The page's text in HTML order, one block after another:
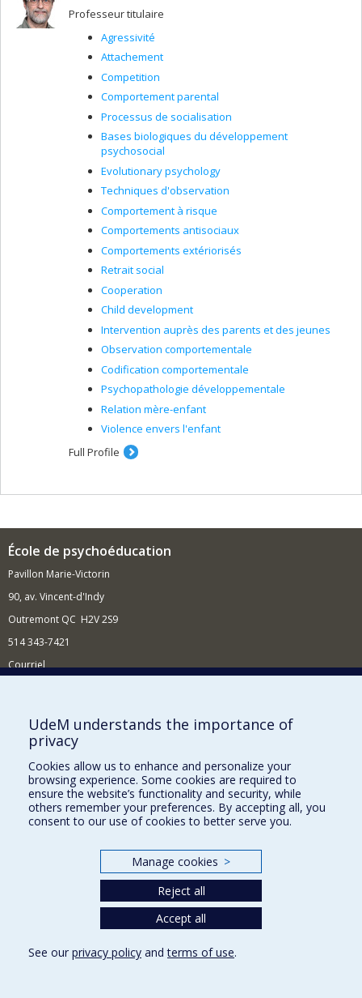
Professeur titulaire
Agressivité
Attachement
Competition
Comportement parental
Processus de socialisation
Bases biologiques du développement
psychosocial
Evolutionary psychology
Techniques d'observation
Comportement à risque
Comportements antisociaux
Comportements extériorisés
Retrait social
Cooperation
Child development
Intervention auprès des parents et des jeunes
Observation comportementale
Codification comportementale
Psychopathologie développementale
Relation mère-enfant
Violence envers l'enfant
Full Profile
École de psychoéducation
Pavillon Marie-Victorin
90, av. Vincent-d'Indy
Outremont QC H2V 2S9
514 343-7421
Courriel
Comment soutenir l'École?
BESOIN D'AIDE?
Plan du site
Signaler une erreur
Accessibilité
Nos départements et écoles
UdeM understands the importance of
privacy
Cookies allow us to enhance and personalize your
browsing experience. Some cookies are required to
ensure the website’s functionality and security, while
others remember your preferences. By accepting all, you
consent to our use of cookies to better serve you.
Manage cookies >
Reject all
Accept all
See our privacy policy andterms of use.